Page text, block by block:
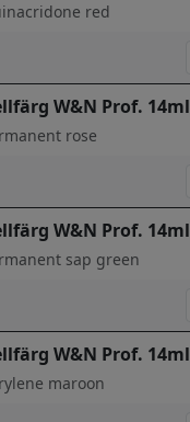
red
W&N Prof. 14ml
rose
W&N Prof. 14ml
sap green
W&N Prof. 14ml
maroon